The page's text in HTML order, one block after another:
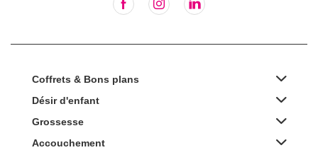
Coffrets & Bons plans
Désir d'enfant
Grossesse
Accouchement